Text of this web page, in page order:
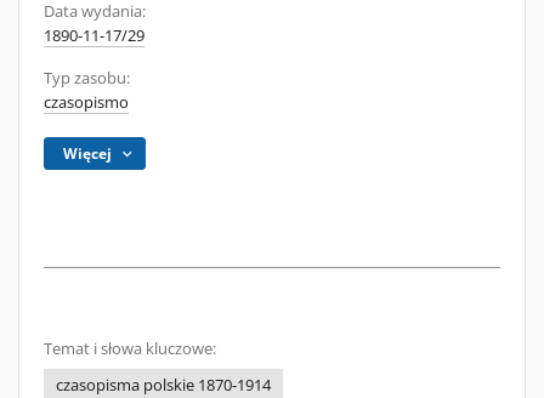
Data wydania:
1890-11-17/29
Typ zasobu:
czasopismo
Więcej
Temat i słowa kluczowe:
czasopisma polskie 1870-1914